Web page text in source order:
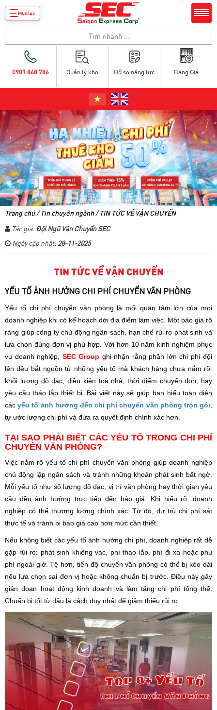
Bảng Giá
Hồ sơ năng lực
Quản lý kho
0901 868 786
Trang chủ/Tin chuyên ngành/TIN TỨC VỀ VẬN CHUYỂN
Tác giả:Đội Ngũ Vận Chuyển SEC
Ngày cập nhật:28-11-2025
TIN TỨC VỀ VẬN CHUYỂN
YẾU TỐ ẢNH HƯỞNG CHI PHÍ CHUYỂN VĂN PHÒNG
Yếu tố chi phí chuyển văn phòng là mối quan tâm lớn của mọi
doanh nghiệp khi có kế hoạch dời địa điểm làm việc. Một báo giá rõ
ràng giúp công ty chủ động ngân sách, hạn chế rủi ro phát sinh và
lựa chọn đúng đơn vị phù hợp. Với hơn 10 năm kinh nghiệm phục
vụ doanh nghiệp, SEC Group ghi nhận rằng phần lớn chi phí đội
lên đều bắt nguồn từ những yếu tố mà khách hàng chưa nắm rõ:
khối lượng đồ đạc, điều kiện toà nhà, thời điểm chuyển dọn, hay
yêu cầu tháo lắp thiết bị. Bài viết này sẽ giúp bạn hiểu toàn diện
cácyếu tố ảnh hưởng đến chi phí chuyển văn phòng trọn gói,
tự ước lượng chi phí và đưa ra quyết định chính xác hơn.
TẠI SAO PHẢI BIẾT CÁC YẾU TỐ TRONG CHI PHÍ
CHUYỂN VĂN PHÒNG?
Việc nắm rõ yếu tố chi phí chuyển văn phòng giúp doanh nghiệp
chủ động lập ngân sách và tránh những khoản phát sinh bất ngờ.
Mỗi yếu tố như số lượng đồ đạc, vị trí văn phòng hay thời gian yêu
cầu đều ảnh hưởng trực tiếp đến báo giá. Khi hiểu rõ, doanh
nghiệp có thể thương lượng chính xác. Từ đó, dự trù chi phí sát
thực tế và tránh bị báo giá cao hơn mức cần thiết.
Nếu không biết các yếu tố ảnh hưởng chi phí, doanh nghiệp rất dễ
gặp rủi ro: phát sinh khiêng vác, phí tháo lắp, phí đi xa hoặc phụ
phí ngoài giờ. Tệ hơn, tiến độ chuyển văn phòng có thể bị kéo dài
nếu lựa chọn sai đơn vị hoặc không chuẩn bị trước. Điều này gây
gián đoạn hoạt động kinh doanh và làm tăng chi phí tổng thể.
Chuẩn bị tốt từ đầu là cách duy nhất để giảm thiểu rủi ro.
Mục lục